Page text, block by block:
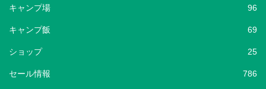
キャンプ場 96
キャンプ飯 69
ショップ 25
セール情報 786